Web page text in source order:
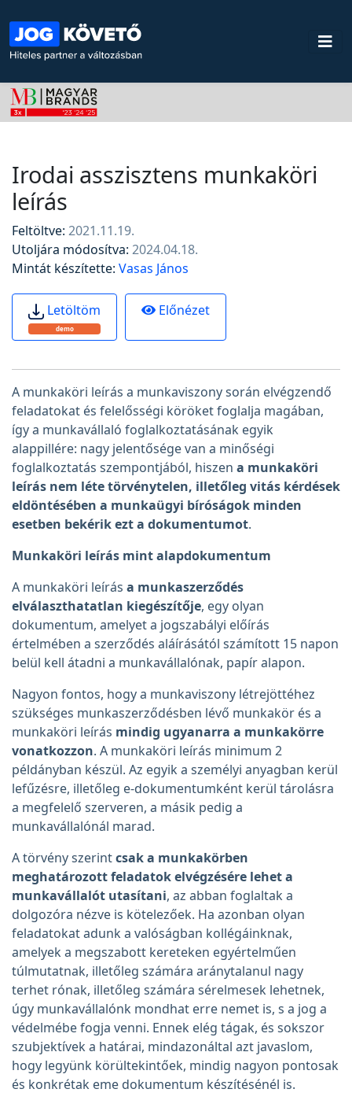
Irodai asszisztens munkaköri
leírás
Feltöltve: 2021.11.19.
Utoljára módosítva: 2024.04.18.
Mintát készítette: Vasas János
Letöltöm
demo
Előnézet
A munkaköri leírás a munkaviszony során elvégzendő
feladatokat és felelősségi köröket foglalja magában,
így a munkavállaló foglalkoztatásának egyik
alappillére: nagy jelentősége van a minőségi
foglalkoztatás szempontjából, hiszen a munkaköri
leírás nem léte törvénytelen, illetőleg vitás kérdések
eldöntésében a munkaügyi bíróságok minden
esetben bekérik ezt a dokumentumot.
Munkaköri leírás mint alapdokumentum
A munkaköri leírás a munkaszerződés
elválaszthatatlan kiegészítője, egy olyan
dokumentum, amelyet a jogszabályi előírás
értelmében a szerződés aláírásától számított 15 napon
belül kell átadni a munkavállalónak, papír alapon.
Nagyon fontos, hogy a munkaviszony létrejöttéhez
szükséges munkaszerződésben lévő munkakör és a
munkaköri leírás mindig ugyanarra a munkakörre
vonatkozzon. A munkaköri leírás minimum 2
példányban készül. Az egyik a személyi anyagban kerül
lefűzésre, illetőleg e-dokumentumként kerül tárolásra
a megfelelő szerveren, a másik pedig a
munkavállalónál marad.
A törvény szerintcsak a munkakörben
meghatározott feladatok elvégzésére lehet a
munkavállalót utasítani, az abban foglaltak a
dolgozóra nézve is kötelezőek. Ha azonban olyan
feladatokat adunk a valóságban kollégáinknak,
amelyek a megszabott kereteken egyértelműen
túlmutatnak, illetőleg számára aránytalanul nagy
terhet rónak, illetőleg számára sérelmesek lehetnek,
úgy munkavállalónk mondhat erre nemet is, s a jog a
védelmébe fogja venni. Ennek elég tágak, és sokszor
szubjektívek a határai, mindazonáltal azt javaslom,
hogy legyünk körültekintőek, mindig nagyon pontosak
és konkrétak eme dokumentum készítésénél is.